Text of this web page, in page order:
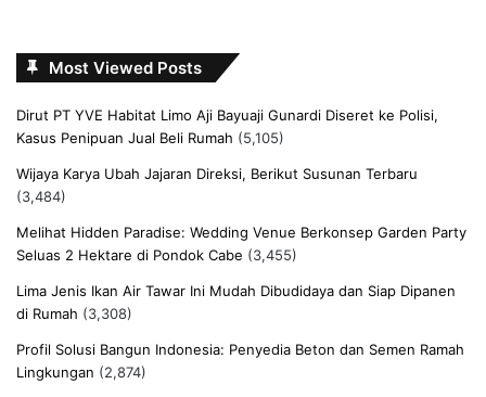
Most Viewed Posts
Dirut PT YVE Habitat Limo Aji Bayuaji Gunardi Diseret ke Polisi,
Kasus Penipuan Jual Beli Rumah (5,105)
Wijaya Karya Ubah Jajaran Direksi, Berikut Susunan Terbaru
(3,484)
Melihat Hidden Paradise: Wedding Venue Berkonsep Garden Party
Seluas 2 Hektare di Pondok Cabe (3,455)
Lima Jenis Ikan Air Tawar Ini Mudah Dibudidaya dan Siap Dipanen
di Rumah (3,308)
Profil Solusi Bangun Indonesia: Penyedia Beton dan Semen Ramah
Lingkungan (2,874)